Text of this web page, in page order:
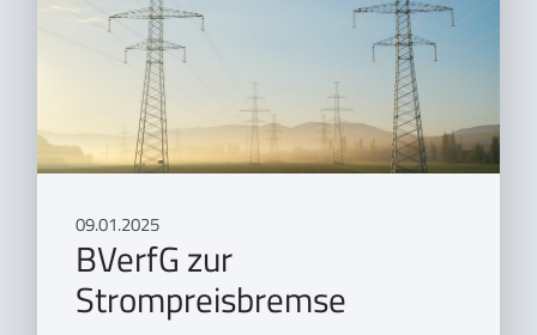
09.01.2025
BVerfG zur
Strompreisbremse